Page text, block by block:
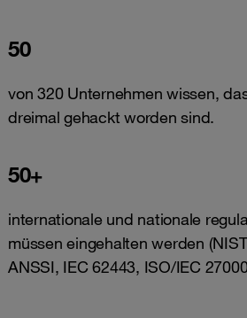
50
von 320 Unternehmen wissen,
dreimal gehackt worden sind.
50+
internationale und nationale
müssen eingehalten werden
ANSSI, IEC 62443, ISO/IEC